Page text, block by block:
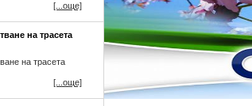
[...още]
на трасета
на трасета
[...още]